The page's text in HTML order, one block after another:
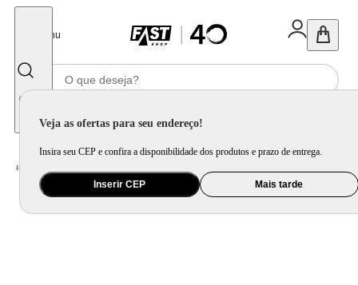
Menu
Veja as ofertas para seu endereço!
Insira seu CEP e confira a disponibilidade dos produtos e prazo de entrega.
Inserir CEP Mais tarde
Home